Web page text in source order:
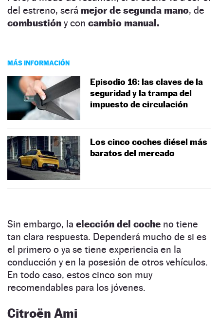
del estreno, será mejor de segunda mano, de
combustión y con cambio manual.
MÁS INFORMACIÓN
Episodio 16: las claves de la
seguridad y la trampa del
impuesto de circulación
Los cinco coches diésel más
baratos del mercado
Sin embargo, la elección del coche no tiene
tan clara respuesta. Dependerá mucho de si es
el primero o ya se tiene experiencia en la
conducción y en la posesión de otros vehículos.
En todo caso, estos cinco son muy
recomendables para los jóvenes.
Citroën Ami